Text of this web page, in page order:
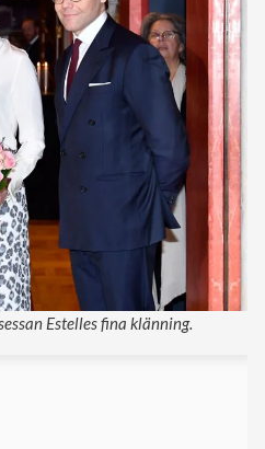
Estelles fina klänning.